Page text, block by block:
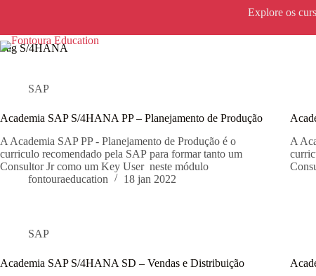
conteúdo
Explore os
TagS/4HANA
SAP
Academia SAP S/4HANA PP – Planejamento de Produção
A Academia SAP PP - Planejamento de Produção é o
curriculo recomendado pela SAP para formar tanto um
Consultor Jr como um Key User neste módulo
fontouraeducation
18 jan 2022
A
SAP
Academia SAP S/4HANA SD – Vendas e Distribuição